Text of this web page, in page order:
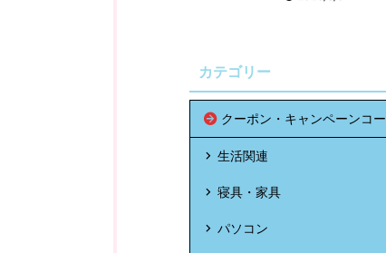
カテゴリー
クーポン・キャンペーンコ
生活関連
寝具・家具
パソコン